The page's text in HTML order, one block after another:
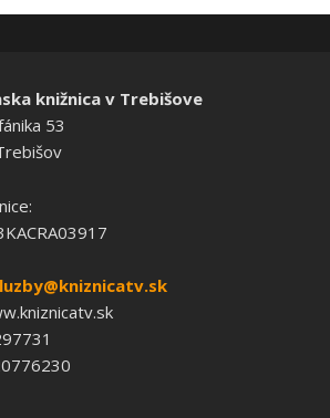
knižnica v Trebišove
53